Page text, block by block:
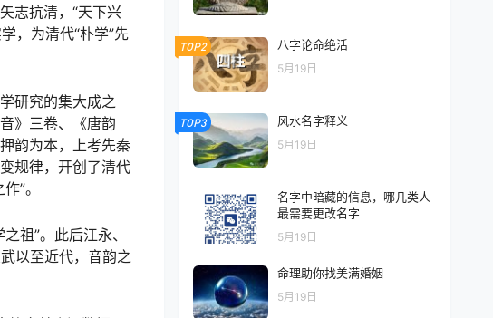
志抗清，“天下兴
，为清代“朴学”先
研究的集大成之
》三卷、《唐韵
韵为本，上考先秦
规律，开创了清代
”。
祖”。此后江永、
以至近代，音韵之
TOP2 八字论命绝活
5月19日
TOP3 风水名字释义
5月19日
名字中暗藏的信息，哪几类人
最需要更改名字
5月19日
命理助你找美满婚姻
5月19日